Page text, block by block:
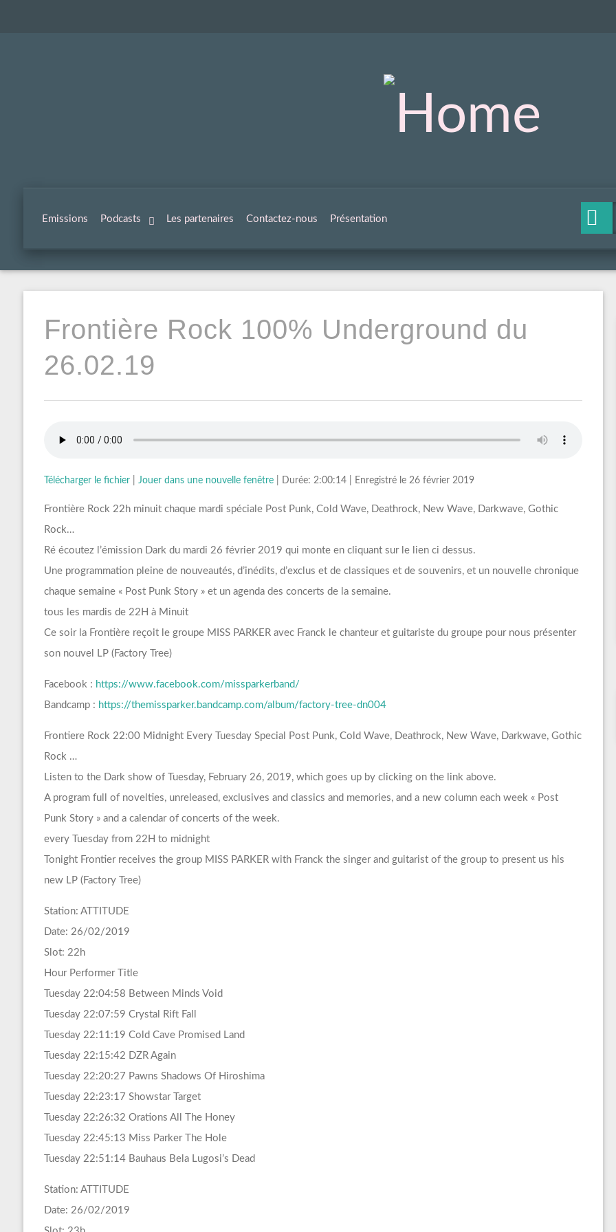
Emissions Podcasts Les partenaires Contactez-nous Présentation
Frontière Rock 100% Underground du
26.02.19
Télécharger le fichier| Jouer dans une nouvelle fenêtre| Durée: 2:00:14| Enregistré le 26 février 2019
Frontière Rock 22h minuit chaque mardi spéciale Post Punk, Cold Wave, Deathrock, New Wave, Darkwave, Gothic
Rock…
Ré écoutez l’émission Dark du mardi 26 février 2019 qui monte en cliquant sur le lien ci dessus.
Une programmation pleine de nouveautés, d’inédits, d’exclus et de classiques et de souvenirs, et un nouvelle chronique
chaque semaine « Post Punk Story » et un agenda des concerts de la semaine.
tous les mardis de 22H à Minuit
Ce soir la Frontière reçoit le groupe MISS PARKER avec Franck le chanteur et guitariste du groupe pour nous présenter
son nouvel LP (Factory Tree)
Facebook : https://www.facebook.com/missparkerband/
Bandcamp : https://themissparker.bandcamp.com/album/factory-tree-dn004
Frontiere Rock 22:00 Midnight Every Tuesday Special Post Punk, Cold Wave, Deathrock, New Wave, Darkwave, Gothic
Rock …
Listen to the Dark show of Tuesday, February 26, 2019, which goes up by clicking on the link above.
A program full of novelties, unreleased, exclusives and classics and memories, and a new column each week « Post
Punk Story » and a calendar of concerts of the week.
every Tuesday from 22H to midnight
Tonight Frontier receives the group MISS PARKER with Franck the singer and guitarist of the group to present us his
new LP (Factory Tree)
Station: ATTITUDE
Date: 26/02/2019
Slot: 22h
Hour Performer Title
Tuesday 22:04:58 Between Minds Void
Tuesday 22:07:59 Crystal Rift Fall
Tuesday 22:11:19 Cold Cave Promised Land
Tuesday 22:15:42 DZR Again
Tuesday 22:20:27 Pawns Shadows Of Hiroshima
Tuesday 22:23:17 Showstar Target
Tuesday 22:26:32 Orations All The Honey
Tuesday 22:45:13 Miss Parker The Hole
Tuesday 22:51:14 Bauhaus Bela Lugosi’s Dead
Station: ATTITUDE
Date: 26/02/2019